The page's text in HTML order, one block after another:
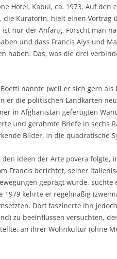
Hotel, Kabul, ca. 1973. Auf
Kuratorin, hielt einen Vortrag
nur der Anfang. Forscht man
und dass Francis Alys und
haben. Das, was die drei
nannte (weil er sich gern
er die politischen Landkarten
in Afghanistan gefertigten
und gerahmte Briefe in sechs
Bilder, in die quadratische
Ideen der Arte povera folgte,
Francis berichtet, seiner
geprägt wurde,
kehrte er regelmäßig
Dort faszinerte ihn
zu beeinflussen versuchten,
an ihrer Wohnkultur (ohne